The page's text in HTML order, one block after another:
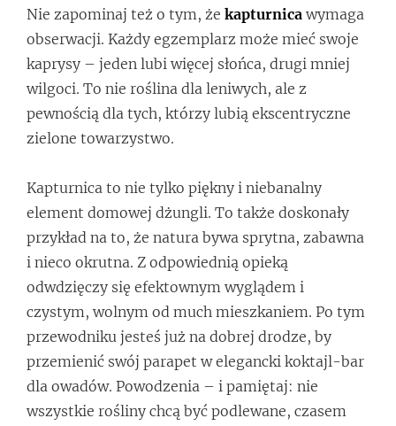
Nie zapominaj też o tym, że kapturnica wymaga
obserwacji. Każdy egzemplarz może mieć swoje
kaprysy – jeden lubi więcej słońca, drugi mniej
wilgoci. To nie roślina dla leniwych, ale z
pewnością dla tych, którzy lubią ekscentryczne
zielone towarzystwo.
Kapturnica to nie tylko piękny i niebanalny
element domowej dżungli. To także doskonały
przykład na to, że natura bywa sprytna, zabawna
i nieco okrutna. Z odpowiednią opieką
odwdzięczy się efektownym wyglądem i
czystym, wolnym od much mieszkaniem. Po tym
przewodniku jesteś już na dobrej drodze, by
przemienić swój parapet w elegancki koktajl-bar
dla owadów. Powodzenia – i pamiętaj: nie
wszystkie rośliny chcą być podlewane, czasem